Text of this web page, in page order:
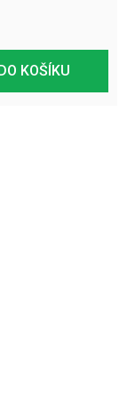
KOŠÍKU